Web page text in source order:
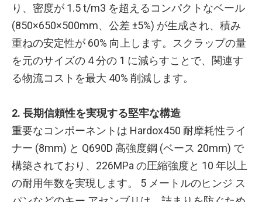
り、密度が 1.5 t/m3 を超えるコンパクトなベール
(850×650×500mm、公差 ±5%) が生成され、積み
重ねの安定性が 60% 向上します。スクラップの量
を元のサイズの 4 分の 1 に減らすことで、関連す
る物流コストを最大 40% 削減します。
2. 長期信頼性を実現する堅牢な構造
重要なコンポーネントは Hardox450 耐摩耗性ライ
ナー (8mm) と Q690D 高強度鋼 (ベース 20mm) で
構築されており、226MPa の圧縮強度と 10 年以上
の耐用年数を実現します。 5 メートルのヒンジ ス